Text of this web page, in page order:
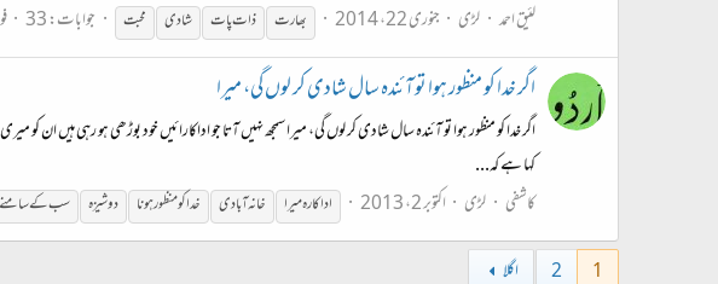
لئیق احمد لڑی جنوری 22، 2014 بھارت ذات پات شادی محبت جوابات: 33
اگر خدا كو منظور ہوا تو آئندہ سال شادی كر لوں گی، میرا
اگر خدا كو منظور ہوا تو آئندہ سال شادی كر لوں گی، میرا سمجھ نہیں آتا جو اداکارائیں خود بوڑھی ہو رہی ہيں ان
كہا ہے كہ...
کاشفی
لڑی اکتوبر 2، 2013 اداکارہ میرا خانہ آبادی خدا کو منظور ہونا دوشیزہ سب کے سامنے
1
2 اگلا